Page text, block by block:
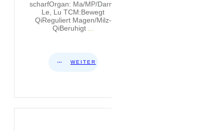
scharfOrgan: Ma/MP/Darm,
Le, Lu TCM:Bewegt
QiReguliert Magen/Milz-
QiBeruhigt
WEITER